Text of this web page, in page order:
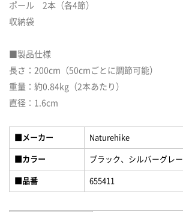
ポール 2本（各4節）
収納袋
■製品仕様
長さ：200cm（50cmごとに調節可能）
重量：約0.84kg（2本あたり）
直径：1.6cm
■メーカー Naturehike
■カラー ブラック、シルバーグレー
■品番 655411